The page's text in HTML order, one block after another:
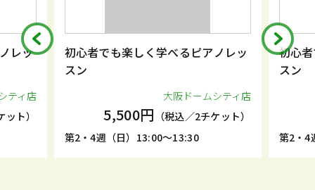
レッ
ティ店
ト）
初心者でも楽しく学べるピアノレッ
スン
大阪ドームシティ店
5,500円 （税込／2チケット）
第2・4週（日）13:00～13:30
初心
スン
第2・4